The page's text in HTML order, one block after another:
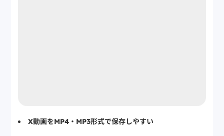
X動画をMP4・MP3形式で保存しやすい